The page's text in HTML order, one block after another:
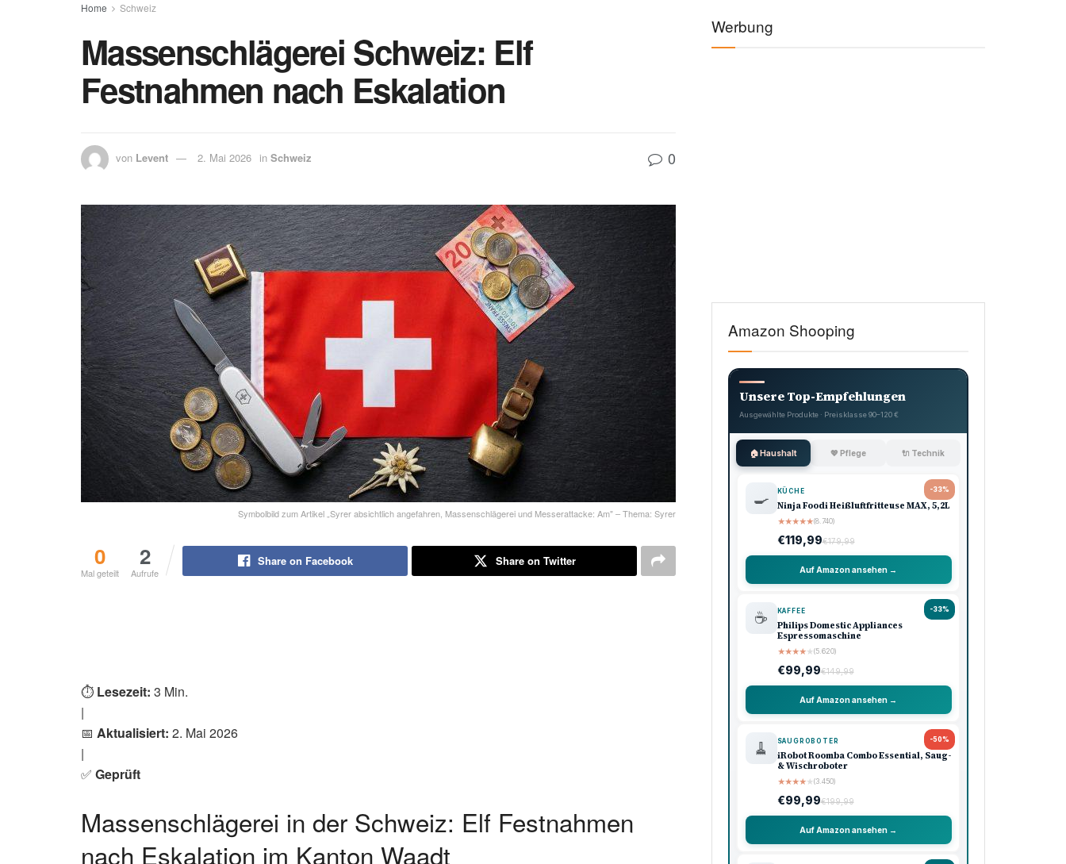
Home Schweiz
Massenschlägerei Schweiz: Elf
Festnahmen nach Eskalation
von Levent 2. Mai 2026 in Schweiz 0
Symbolbild zum Artikel „Syrer absichtlich angefahren, Massenschlägerei und Messerattacke: Am" – Thema: Syrer
0
Mal geteilt
2
Aufrufe
Share on Facebook Share on Twitter
⏱️ Lesezeit: 3 Min.
|
📅 Aktualisiert: 2. Mai 2026
|
✅ Geprüft
Massenschlägerei in der Schweiz: Elf Festnahmen
nach Eskalation im Kanton Waadt
Werbung
Amazon Shooping
Unsere Top-Empfehlungen
Ausgewählte Produkte · Preisklasse 90–120 €
🏠 Haushalt 💖 Pflege 🔌 Technik
-33%
🍳 KÜCHE
Ninja Foodi Heißluftfritteuse MAX, 5,2L
★★★★★(8.740)
€119,99€179,99
Auf Amazon ansehen →
-33%
☕ KAFFEE
Philips Domestic Appliances
Espressomaschine
★★★★★(5.620)
€99,99€149,99
Auf Amazon ansehen →
-50%
🧹 SAUGROBOTER
iRobot Roomba Combo Essential, Saug-
& Wischroboter
★★★★★(3.450)
€99,99€199,99
Auf Amazon ansehen →